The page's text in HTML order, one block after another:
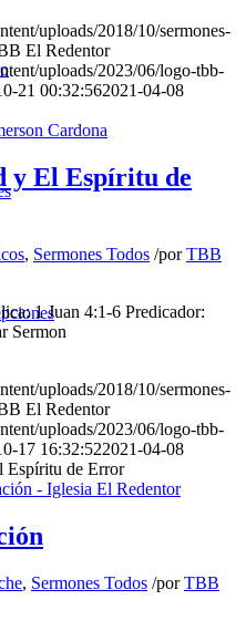
uploads/2018/10/sermones-
El Redentor
uploads/2023/06/logo-tbb-
21 00:32:562021-04-08
y El Espíritu de
, Sermones Todos /porTBB
1 Juan 4:1-6 Predicador:
Sermon
uploads/2018/10/sermones-
El Redentor
uploads/2023/06/logo-tbb-
17 16:32:522021-04-08
Espíritu de Error
, Sermones Todos /porTBB